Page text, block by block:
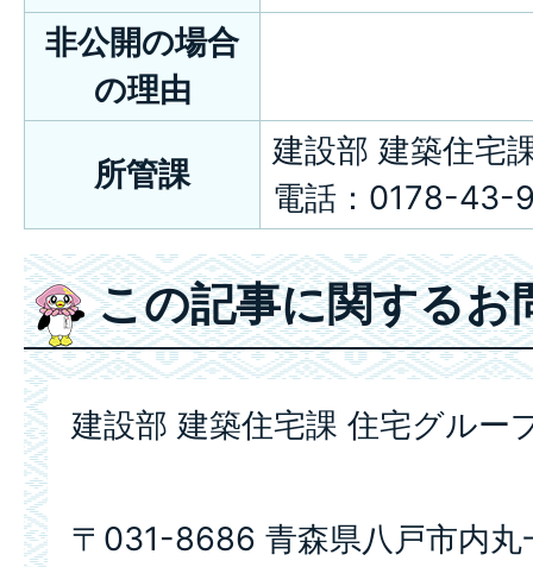
非公開の場合
の理由
所管課
建設部 建築住宅
電話：0178-43-
この記事に関するお
建設部 建築住宅課 住宅グルー
〒031-8686 青森県八戸市内丸